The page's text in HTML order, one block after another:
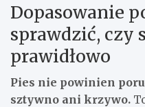
Dopasowanie
sprawdzić, czy
prawidłowo
Pies nie powinien
sztywno ani krzywo.